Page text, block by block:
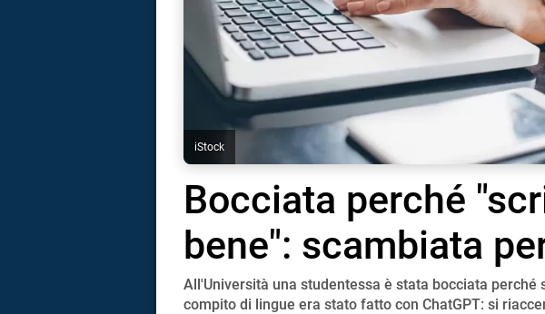
iStock
Bocciata perché
bene": scambiata
All'Università una studentessa è stata bocciata perché
compito di lingue era stato fatto con ChatGPT: si